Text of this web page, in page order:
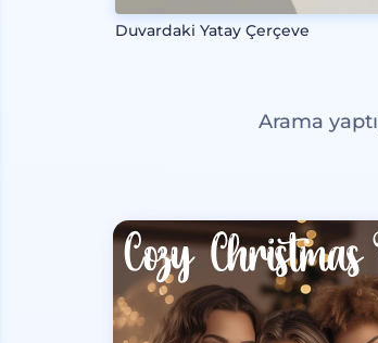
Duvardaki Yatay Çerçeve
Arama